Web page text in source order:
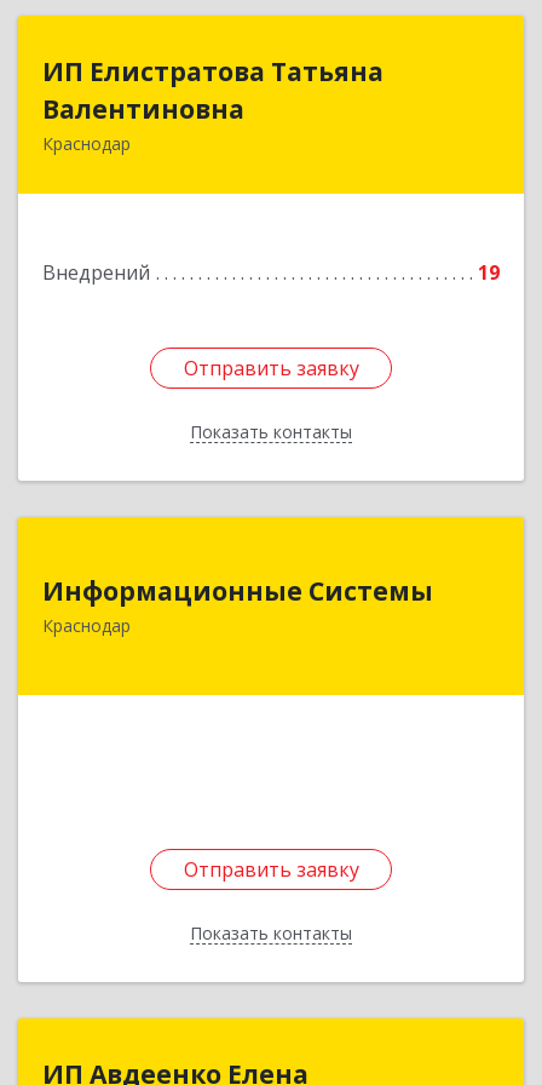
ИП Елистратова Татьяна
Валентиновна
Краснодар
Внедрений 19
Отправить заявку
Показать контакты
Валентиновна
350900, Краснодарский край, Краснодар г,
Отправить заявку
Назад
Информационные Системы
Краснодар
Отправить заявку
Показать контакты
353200, Краснодарский край, Динской р-н,
Динская ст-ца, Линейная ул, дом № 123
Подробнее
Отправить заявку
Назад
ИП Авдеенко Елена